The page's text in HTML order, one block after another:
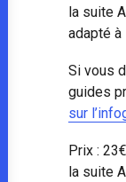
la suite
adapté à
Si vous
guides
sur
Prix :
la suite